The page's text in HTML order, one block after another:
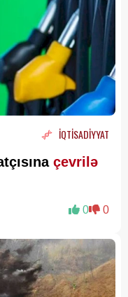
İQTİSADİYYAT
çevrilə
0 0